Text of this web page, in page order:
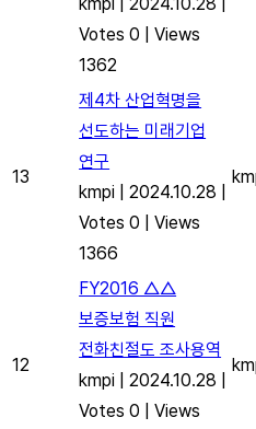
Votes 0
Views
1362
13
제4차 산업혁명을
선도하는 미래기업
연구
kmpi
2024.10.28
Votes 0
Views
1366
12
FY2016 △△
보증보험 직원
전화친절도 조사용역
kmpi
2024.10.28
Votes 0
Views